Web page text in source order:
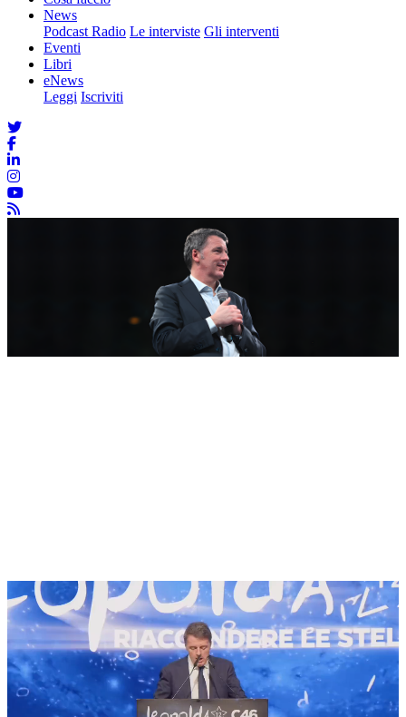
News
Podcast Radio Le interviste Gli interventi
Eventi
Libri
eNews
Leggi Iscriviti